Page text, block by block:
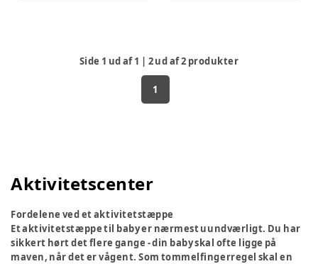
Side 1 ud af1 | 2ud af2 produkter
1
Aktivitetscenter
Fordelene ved et aktivitetstæppe
Et aktivitetstæppe til baby er nærmest uundværligt. Du har
sikkert hørt det flere gange - din baby skal ofte ligge på
maven, når det er vågent. Som tommelfingerregel skal en